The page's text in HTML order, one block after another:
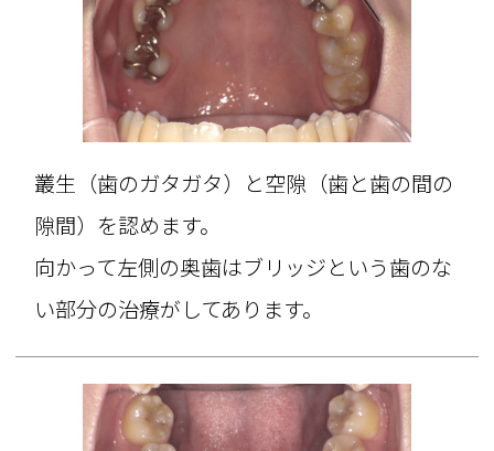
叢生（歯のガタガタ）と空隙（歯と歯の間の
隙間）を認めます。
向かって左側の奥歯はブリッジという歯のな
い部分の治療がしてあります。